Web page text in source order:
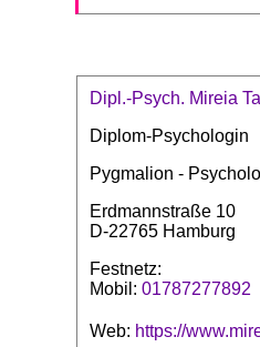
Dipl.-Psych. Mireia
Diplom-Psychologin
Pygmalion -
Erdmannstraße 10
D-22765 Hamburg
Festnetz:
Mobil: 01787277892
Web: https://